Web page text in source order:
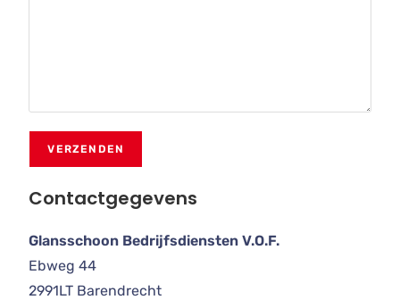
Contactgegevens
Glansschoon Bedrijfsdiensten V.O.F.
Ebweg 44
2991LT Barendrecht